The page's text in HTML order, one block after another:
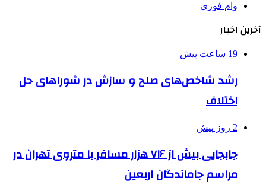
وام فوری
آخرین اخبار
19 ساعت پیش
رشد شاخص‌های صلح و سازش در شوراهای حل
اختلاف
2 روز پیش
جابجایی بیش از ۷۱۶ هزار مسافر با متروی تهران در
مراسم جاماندگان اربعین